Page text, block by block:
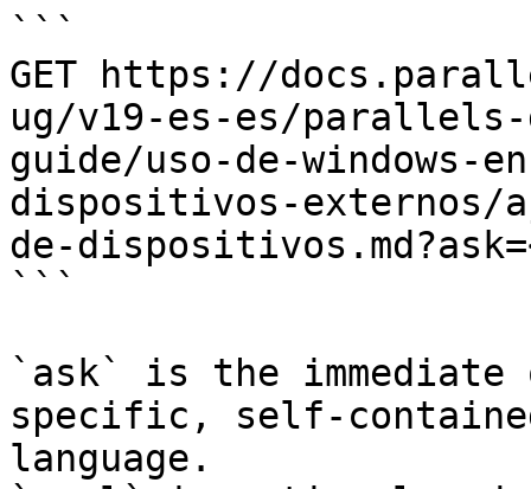
```
GET https://
ug/v19-es-es/parallels-
guide/uso-de-windows-
dispositivos-externos/
de-
```
`ask` is the
specific, self-
language.